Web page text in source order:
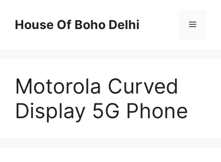
contentHouse Of Boho Delhi Menu
Motorola Curved
Display 5G Phone